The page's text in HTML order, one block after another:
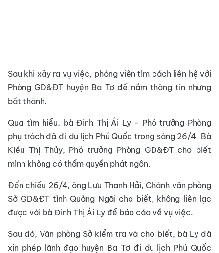
Sau khi xảy ra vụ việc, phóng viên tìm cách liên hệ với
Phòng GD&ĐT huyện Ba Tơ để nắm thông tin nhưng
bất thành.
Qua tìm hiểu, bà Đinh Thị Ái Ly - Phó trưởng Phòng
phụ trách đã đi du lịch Phú Quốc trong sáng 26/4. Bà
Kiều Thị Thủy, Phó trưởng Phòng GD&ĐT cho biết
mình không có thẩm quyền phát ngôn.
Đến chiều 26/4, ông Lưu Thanh Hải, Chánh văn phòng
Sở GD&ĐT tỉnh Quảng Ngãi cho biết, không liên lạc
được với bà Đinh Thị Ái Ly để báo cáo về vụ việc.
Sau đó, Văn phòng Sở kiểm tra và cho biết, bà Ly đã
xin phép lãnh đạo huyện Ba Tơ đi du lịch Phú Quốc